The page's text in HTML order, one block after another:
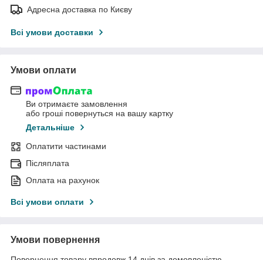
Адресна доставка по Києву
Всі умови доставки
Умови оплати
Ви отримаєте замовлення
або гроші повернуться на вашу картку
Детальніше
Оплатити частинами
Післяплата
Оплата на рахунок
Всі умови оплати
Умови повернення